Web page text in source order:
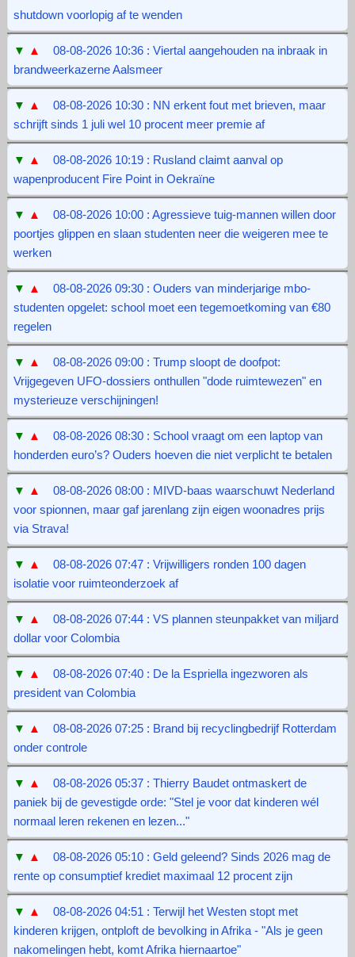
shutdown voorlopig af te wenden
▼ ▲
08-08-2026 10:36 : Viertal aangehouden na inbraak in
brandweerkazerne Aalsmeer
▼ ▲
08-08-2026 10:30 : NN erkent fout met brieven, maar
schrijft sinds 1 juli wel 10 procent meer premie af
▼ ▲
08-08-2026 10:19 : Rusland claimt aanval op
wapenproducent Fire Point in Oekraïne
▼ ▲
08-08-2026 10:00 : Agressieve tuig-mannen willen door
poortjes glippen en slaan studenten neer die weigeren mee te
werken
▼ ▲
08-08-2026 09:30 : Ouders van minderjarige mbo-
studenten opgelet: school moet een tegemoetkoming van €80
regelen
▼ ▲
08-08-2026 09:00 : Trump sloopt de doofpot:
Vrijgegeven UFO-dossiers onthullen "dode ruimtewezen" en
mysterieuze verschijningen!
▼ ▲
08-08-2026 08:30 : School vraagt om een laptop van
honderden euro’s? Ouders hoeven die niet verplicht te betalen
▼ ▲
08-08-2026 08:00 : MIVD-baas waarschuwt Nederland
voor spionnen, maar gaf jarenlang zijn eigen woonadres prijs
via Strava!
▼ ▲
08-08-2026 07:47 : Vrijwilligers ronden 100 dagen
isolatie voor ruimteonderzoek af
▼ ▲
08-08-2026 07:44 : VS plannen steunpakket van miljard
dollar voor Colombia
▼ ▲
08-08-2026 07:40 : De la Espriella ingezworen als
president van Colombia
▼ ▲
08-08-2026 07:25 : Brand bij recyclingbedrijf Rotterdam
onder controle
▼ ▲
08-08-2026 05:37 : Thierry Baudet ontmaskert de
paniek bij de gevestigde orde: "Stel je voor dat kinderen wél
normaal leren rekenen en lezen..."
▼ ▲
08-08-2026 05:10 : Geld geleend? Sinds 2026 mag de
rente op consumptief krediet maximaal 12 procent zijn
▼ ▲
08-08-2026 04:51 : Terwijl het Westen stopt met
kinderen krijgen, ontploft de bevolking in Afrika - "Als je geen
nakomelingen hebt, komt Afrika hiernaartoe"